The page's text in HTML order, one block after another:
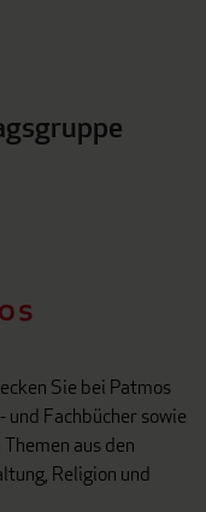
Sie bei Patmos
Fachbücher sowie
aus den
Religion und